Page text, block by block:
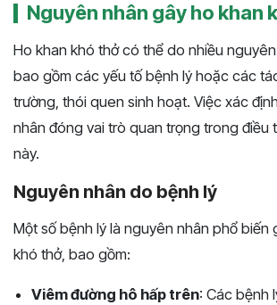
Nguyên nhân gây ho khan
Ho khan khó thở có thể do nhiều
bao gồm các yếu tố bệnh lý hoặc các
trường, thói quen sinh hoạt. Việc xác
nhân đóng vai trò quan trọng trong điều
này.
Nguyên nhân do bệnh lý
Một số bệnh lý là nguyên nhân phổ biến
khó thở, bao gồm:
Viêm đường hô hấp trên: Các bệnh